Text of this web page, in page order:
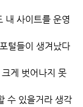
내 사이트를 운영
털들이 생겨났다
게 벗어나지 못
수 있을거라 생각